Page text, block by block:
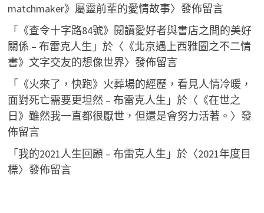
matchmaker》屬靈前輩的愛情故事〉發佈留言
「《查令十字路84號》閱讀愛好者與書店之間的美好
關係 – 布雷克人生 」於〈 《北京遇上西雅圖之不二情
書》文字交友的想像世界〉發佈留言
「《火來了，快跑》火葬場的經歷，看見人情冷暖，
面對死亡需要更坦然 – 布雷克人生 」於〈 《在世之
日》雖然我一直都很厭世，但還是會努力活著。 〉發
佈留言
「我的2021人生回顧 – 布雷克人生 」於〈2021年度目
標〉發佈留言